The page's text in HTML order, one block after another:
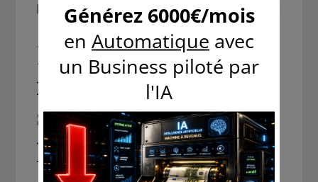
pas besoin de connaissances en marché boursier.
Faites fructifier vos
revenus sur divers
supports de
placement